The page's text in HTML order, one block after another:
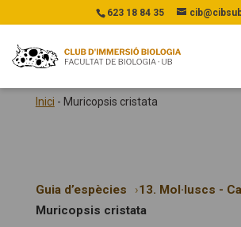
623 18 84 35
Inici - Muricopsis cristata
Guia d’espècies
13. Mol·luscs -
Muricopsis cristata